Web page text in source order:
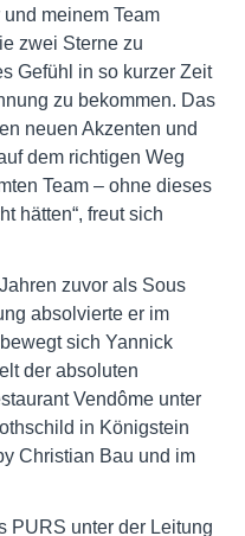
meinem Team
zwei Sterne zu
Gefühl in so kurzer Zeit
zu bekommen. Das
neuen Akzenten und
dem richtigen Weg
Team – ohne dieses
hätten“, freut sich
zuvor als Sous
absolvierte er im
sich Yannick
der absoluten
Vendôme unter
in Königstein
Christian Bau und im
PURS unter der Leitung